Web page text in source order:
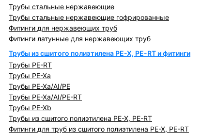
Трубы стальные нержавеющие
Трубы стальные нержавеющие гофрированные
Фитинги для нержавеющих труб
Фитинги латунные для нержавеющих труб
Трубы из сшитого полиэтилена PE-X, PE-RT и фитинги
Трубы PE-RT
Трубы PE-Xa
Трубы PE-Xa/AI/PE
Трубы PE-Xa/AI/PE-RT
Трубы PE-Xb
Трубы из сшитого полиэтилена PE-X, PE-RT
Фитинги для труб из сшитого полиэтилена PE-X, PE-RT